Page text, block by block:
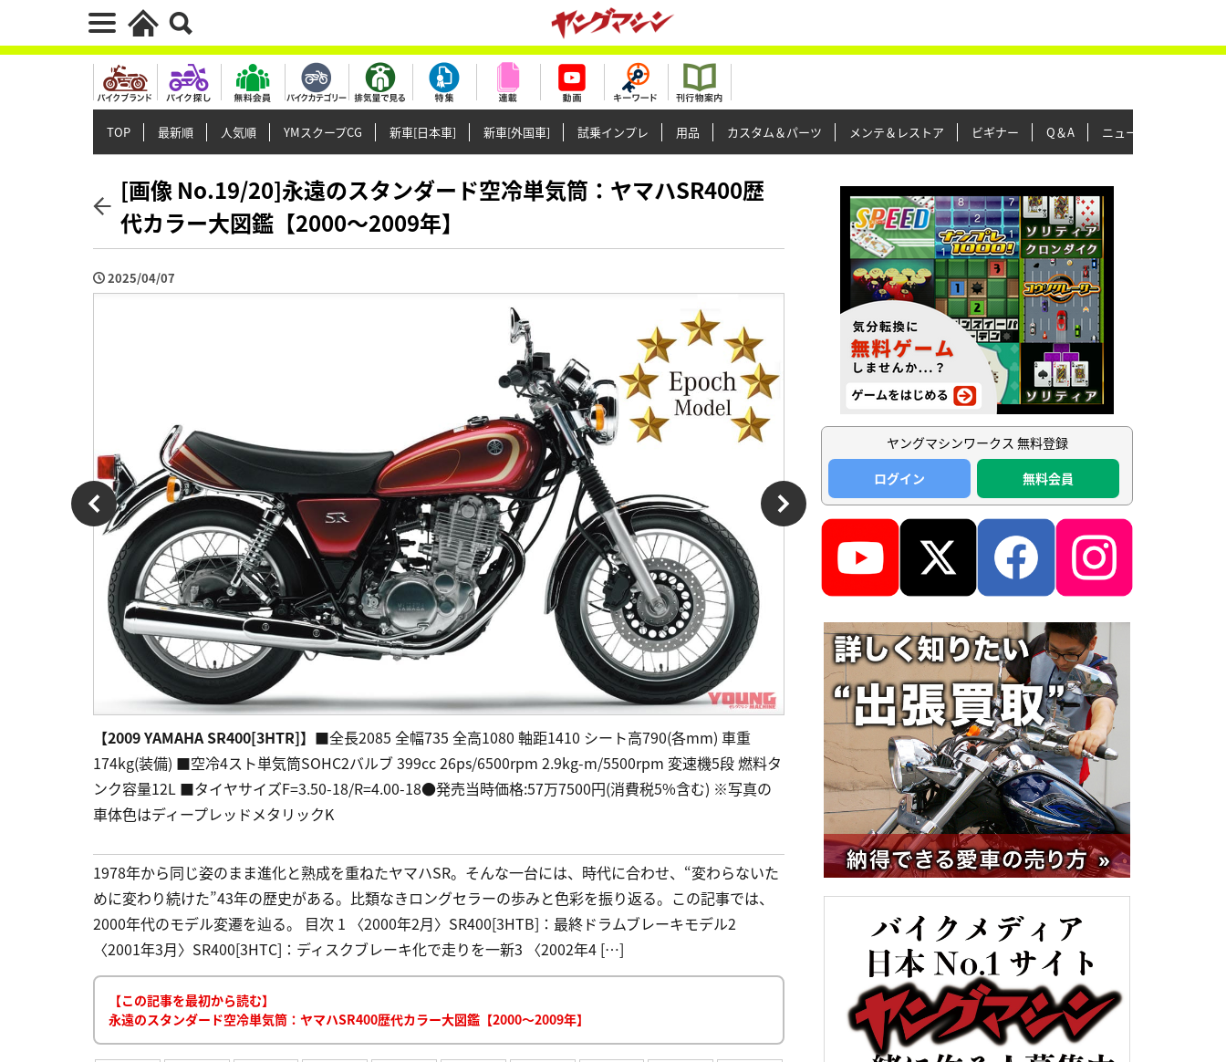
TOP 最新順 人気順 YMスクープCG 新車[日本車] 新車[外国車] 試乗インプレ 用品 カスタム＆パーツ メンテ＆レストア ビギナー Q＆A ニュース＆トピックス
[画像 No.19/20]永遠のスタンダード空冷単気筒：ヤマハSR400歴
代カラー大図鑑【2000～2009年】
2025/04/07
【2009 YAMAHA SR400[3HTR]】 ■全長2085 全幅735 全高1080 軸距1410 シート高790(各mm) 車重
174kg(装備) ■空冷4スト単気筒SOHC2バルブ 399cc 26ps/6500rpm 2.9kg-m/5500rpm 変速機5段 燃料タ
ンク容量12L ■タイヤサイズF=3.50-18/R=4.00-18●発売当時価格:57万7500円(消費税5%含む) ※写真の
車体色はディープレッドメタリックK
1978年から同じ姿のまま進化と熟成を重ねたヤマハSR。そんな一台には、時代に合わせ、“変わらないた
めに変わり続けた”43年の歴史がある。比類なきロングセラーの歩みと色彩を振り返る。この記事では、
2000年代のモデル変遷を辿る。 目次 1 〈2000年2月〉SR400[3HTB]：最終ドラムブレーキモデル2
〈2001年3月〉SR400[3HTC]：ディスクブレーキ化で走りを一新3 〈2002年4 […]
【この記事を最初から読む】
永遠のスタンダード空冷単気筒：ヤマハSR400歴代カラー大図鑑【2000～2009年】
ヤングマシンワークス 無料登録
ログイン
無料会員